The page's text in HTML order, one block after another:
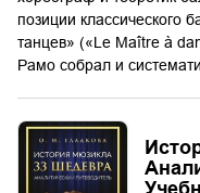
позиции классического
танцев» («Le Maître à
Рамо собрал и